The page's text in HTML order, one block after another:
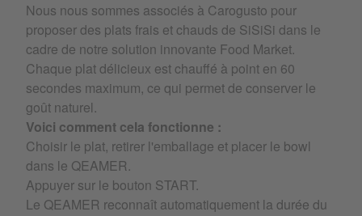
Nous nous sommes associés à Carogusto pour
proposer des plats frais et chauds de SiSiSi dans le
cadre de notre solution innovante Food Market.
Chaque plat délicieux est chauffé à point en 60
secondes maximum, ce qui permet de conserver le
goût naturel.
Voici comment cela fonctionne :
Choisir le plat, retirer l'emballage et placer le bowl
dans le QEAMER.
Appuyer sur le bouton START.
Le QEAMER reconnaît automatiquement la durée du